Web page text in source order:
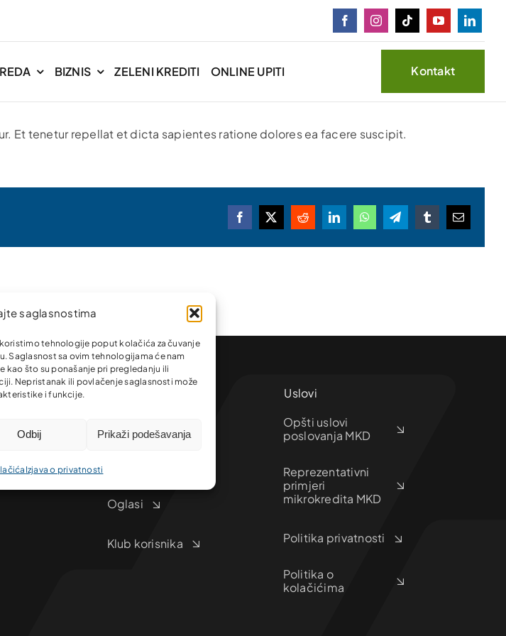
saglasnostima
tehnologije poput kolačića za čuvanje
Saglasnost sa ovim tehnologijama će nam
što su ponašanje pri pregledanju ili
Nepristanak ili povlačenje saglasnosti može
i funkcije.
Odbij Prikaži podešavanja
Izjava o privatnosti
BIZNIS ZELENI KREDITI ONLINE UPITI Kontakt
Et tenetur repellat et dicta sapientes ratione dolores ea facere suscipit.
Facebook
X RedditLinkedInWhatsAppTelegramTumblrEmail
i kontakt
Oglasi
Klub korisnika
Uslovi
Opšti uslovi
poslovanja MKD
Reprezentativni
primjeri
mikrokredita MKD
Politika privatnosti
Politika o
kolačićima